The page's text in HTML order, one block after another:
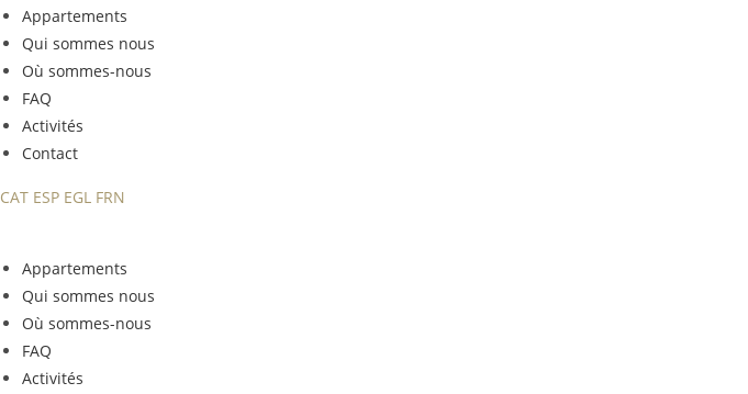
Appartements
Qui sommes nous
Où sommes-nous
FAQ
Activités
Contact
CAT ESP EGL FRN
Appartements
Qui sommes nous
Où sommes-nous
FAQ
Activités